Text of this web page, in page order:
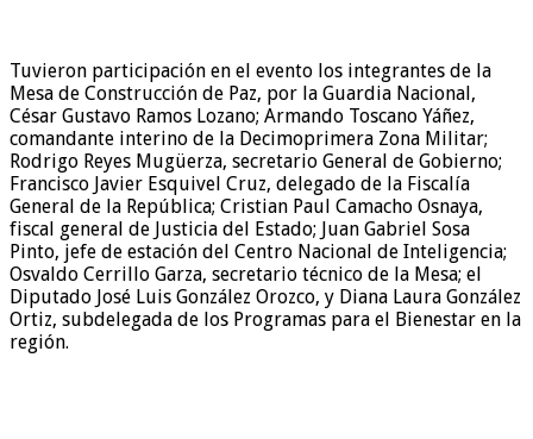
Tuvieron participación en el evento los integrantes de la
Mesa de Construcción de Paz, por la Guardia Nacional,
César Gustavo Ramos Lozano; Armando Toscano Yáñez,
comandante interino de la Decimoprimera Zona Militar;
Rodrigo Reyes Mugüerza, secretario General de Gobierno;
Francisco Javier Esquivel Cruz, delegado de la Fiscalía
General de la República; Cristian Paul Camacho Osnaya,
fiscal general de Justicia del Estado; Juan Gabriel Sosa
Pinto, jefe de estación del Centro Nacional de Inteligencia;
Osvaldo Cerrillo Garza, secretario técnico de la Mesa; el
Diputado José Luis González Orozco, y Diana Laura González
Ortiz, subdelegada de los Programas para el Bienestar en la
región.